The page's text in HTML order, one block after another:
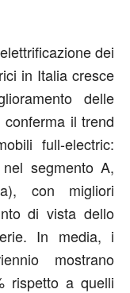
dei
in Italia cresce
delle
il trend
full-electric:
segmento A,
con migliori
di vista dello
In media, i
mostrano
rispetto a quelli